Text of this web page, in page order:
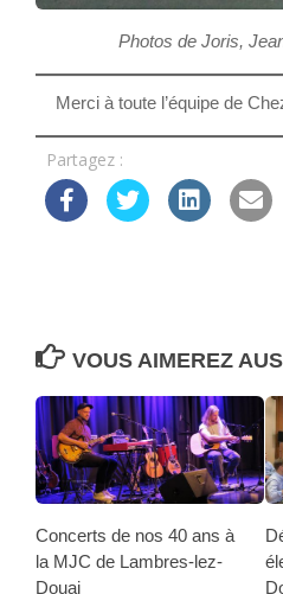
Photos de Joris,
Merci à toute l’équipe de
Partagez :
VOUS AIMEREZ
Concerts de nos 40 ans à
la MJC de Lambres-lez-
Douai